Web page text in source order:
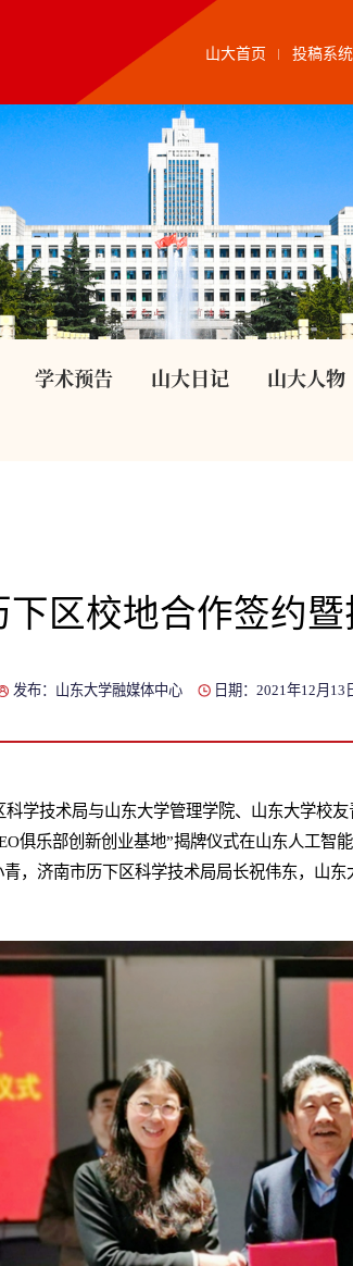
山大首页 投稿系统
学术预告 山大日记 山大人物
下区校地合作签约
发布：山东大学融媒体中心 日期：2021年12月13
科学技术局与山东大学管理学院、山东大学校
俱乐部创新创业基地”揭牌仪式在山东人工智
，济南市历下区科学技术局局长祝伟东，山